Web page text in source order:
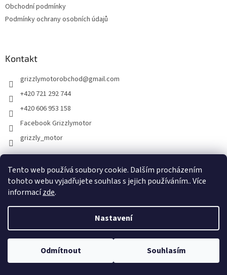
Tento web používá soubory cookie. Dalším procházením
tohoto webu vyjadřujete souhlas s jejich používáním.. Více
informacízde.
Nastavení
Odmítnout Souhlasím
Obchodní podmínky
Podmínky ochrany osobních údajů
Kontakt
grizzlymotorobchod@gmail.com
+420 721 292 744
+420 606 953 158
Facebook Grizzlymotor
grizzly_motor
Instagram Grizzlymotor
Vytvořil Shoptet
Copyright 2026Grizzlymotor . Všechna práva vyhrazena.